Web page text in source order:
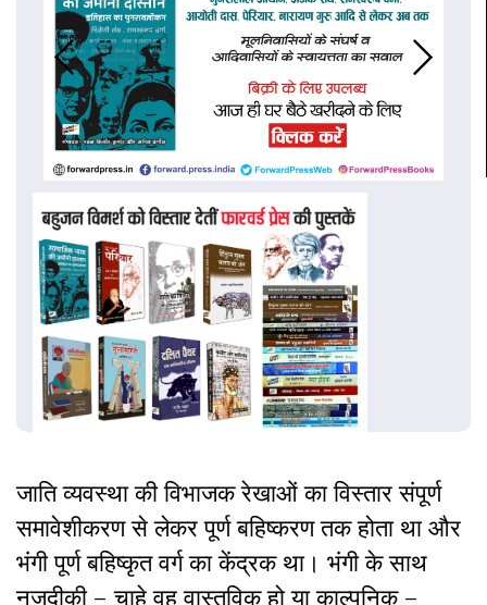
जाति व्यवस्था की विभाजक रेखाओं का विस्तार संपूर्ण
समावेशीकरण से लेकर पूर्ण बहिष्करण तक होता था और
भंगी पूर्ण बहिष्कृत वर्ग का केंद्रक था। भंगी के साथ
नजदीकी – चाहे वह वास्तविक हो या काल्पनिक –